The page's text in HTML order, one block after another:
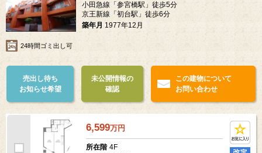
小田急線「参宮橋駅」徒歩5分
京王新線「初台駅」徒歩6分
築年月 1977年12月
24時間ゴミ出し可
売出し待ち
お知らせ希望
未公開情報の
確認
この建物について
お問い合わせ
6,599万円
所在階 4F